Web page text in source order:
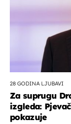
28 GODINA LJUBAVI
Za suprugu
izgleda:
pokazuje